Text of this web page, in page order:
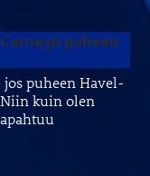
puheen
jos puheen Havel-
kuin olen